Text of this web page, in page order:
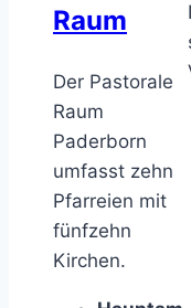
Raum
Der Pastorale
Raum
Paderborn
umfasst zehn
Pfarreien mit
fünfzehn
Kirchen.